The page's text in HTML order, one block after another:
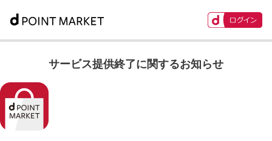
サービス提供終了に関するお知らせ